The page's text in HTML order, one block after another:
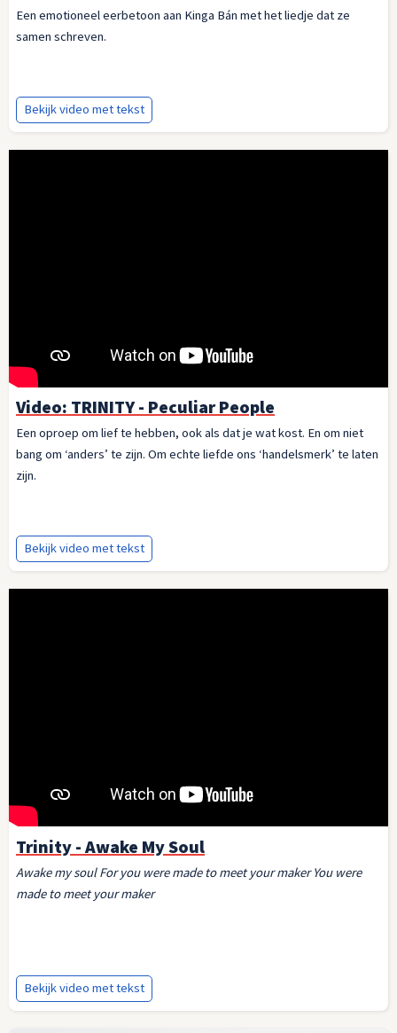
Een emotioneel eerbetoon aan Kinga Bán met het liedje dat ze
samen schreven.
Bekijk video met tekst
Video: TRINITY - Peculiar People
Een oproep om lief te hebben, ook als dat je wat kost. En om niet
bang om ‘anders’ te zijn. Om echte liefde ons ‘handelsmerk’ te laten
zijn.
Bekijk video met tekst
Trinity - Awake My Soul
Awake my soul For you were made to meet your maker You were
made to meet your maker
Bekijk video met tekst